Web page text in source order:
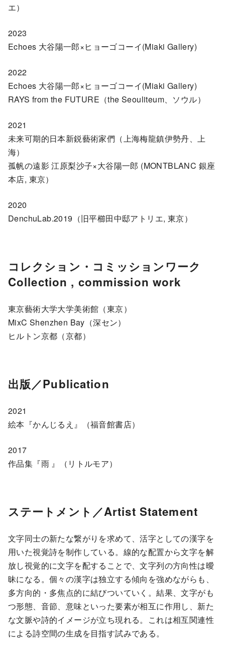
エ）
2023
Echoes 大谷陽一郎×ヒョーゴコーイ(Miaki Gallery)
2022
Echoes 大谷陽一郎×ヒョーゴコーイ(Miaki Gallery)
RAYS from the FUTURE（the Seouliteum、ソウル）
2021
未来可期的日本新鋭藝術家們（上海梅龍鎮伊勢丹、上
海）
孤帆の遠影 江原梨沙子×大谷陽一郎 (MONTBLANC 銀座
本店, 東京）
2020
DenchuLab.2019（旧平櫛田中邸アトリエ, 東京）
コレクション・コミッションワーク
Collection , commission work
東京藝術大学大学美術館（東京）
MixC Shenzhen Bay（深セン）
ヒルトン京都（京都）
出版／Publication
2021
絵本『かんじるえ』（福音館書店）
2017
作品集『雨 』（リトルモア）
ステートメント／Artist Statement
文字同士の新たな繋がりを求めて、活字としての漢字を
用いた視覚詩を制作している。線的な配置から文字を解
放し視覚的に文字を配することで、文字列の方向性は曖
昧になる。個々の漢字は独立する傾向を強めながらも、
多方向的・多焦点的に結びついていく。結果、文字がも
つ形態、音節、意味といった要素が相互に作用し、新た
な文脈や詩的イメージが立ち現れる。これは相互関連性
による詩空間の生成を目指す試みである。